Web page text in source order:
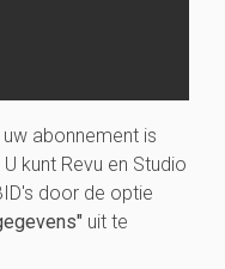
abonnement is
kunt Revu en Studio
door de optie
uit te